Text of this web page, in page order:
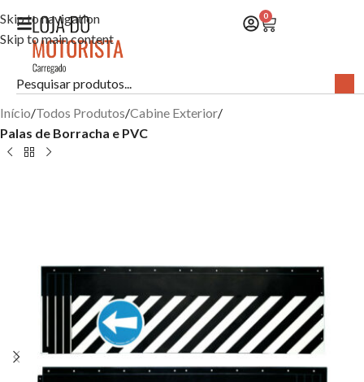
Skip to navigation
Skip to main content
0
Início Todos Produtos Cabine Exterior
Palas de Borracha e PVC